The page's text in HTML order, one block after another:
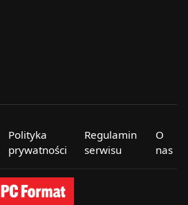
Polityka
prywatności
Regulamin
serwisu
O
nas